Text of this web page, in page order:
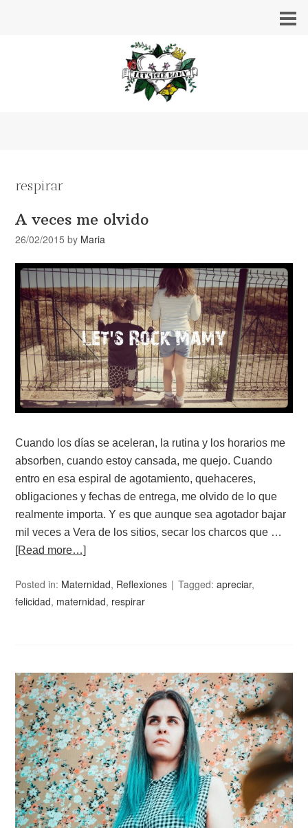
respirar
A veces me olvido
26/02/2015 by Maria
Cuando los días se aceleran, la rutina y los horarios me
absorben, cuando estoy cansada, me quejo. Cuando
entro en esa espiral de agotamiento, quehaceres,
obligaciones y fechas de entrega, me olvido de lo que
realmente importa. Y es que aunque sea agotador bajar
mil veces a Vera de los sitios, secar los charcos que …
[Read more…]
Posted in: Maternidad, Reflexiones Tagged:apreciar,
felicidad, maternidad, respirar